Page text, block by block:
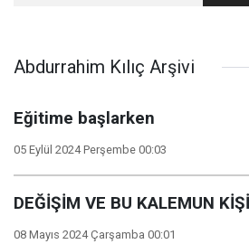
Abdurrahim Kılıç Arşivi
Eğitime başlarken
05 Eylül 2024 Perşembe 00:03
DEĞİŞİM VE BU KALEMUN
08 Mayıs 2024 Çarşamba 00:01